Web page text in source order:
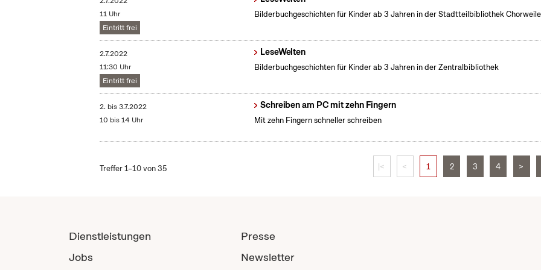
11 Uhr
Eintritt frei
Bilderbuchgeschichten für Kinder ab 3 Jahren in der Stadtteilbibliothek
2.7.2022
11:30 Uhr
Eintritt frei
LeseWelten
Bilderbuchgeschichten für Kinder ab 3 Jahren in der Zentralbibliothek
2. bis3.7.2022
10 bis 14 Uhr
Schreiben am PC mit zehn Fingern
Mit zehn Fingern schneller schreiben
Treffer 1–10 von 35 |< < 1 2 3 4 >
Dienstleistungen
Jobs
Presse
Newsletter